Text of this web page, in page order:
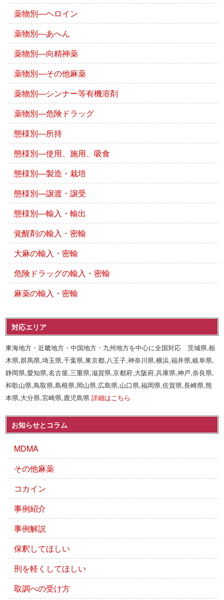
薬物別―ヘロイン
薬物別―あへん
薬物別―向精神薬
薬物別―その他麻薬
薬物別―シンナー等有機溶剤
薬物別―危険ドラッグ
態様別―所持
態様別―使用、施用、吸食
態様別―製造・栽培
態様別―譲渡・譲受
態様別―輸入・輸出
覚醒剤の輸入・密輸
大麻の輸入・密輸
危険ドラッグの輸入・密輸
麻薬の輸入・密輸
対応エリア
東海地方・近畿地方・中国地方・九州地方を中心に全国対応 茨城県,栃
木県,群馬県,埼玉県,千葉県,東京都,八王子,神奈川県,横浜,福井県,岐阜県,
静岡県,愛知県,名古屋,三重県,滋賀県,京都府,大阪府,兵庫県,神戸,奈良県,
和歌山県,鳥取県,島根県,岡山県,広島県,山口県,福岡県,佐賀県,長崎県,熊
本県,大分県,宮崎県,鹿児島県詳細はこちら
お知らせとコラム
MDMA
その他麻薬
コカイン
事例紹介
事例解説
保釈してほしい
刑を軽くしてほしい
取調べの受け方